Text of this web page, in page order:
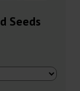
Seeds